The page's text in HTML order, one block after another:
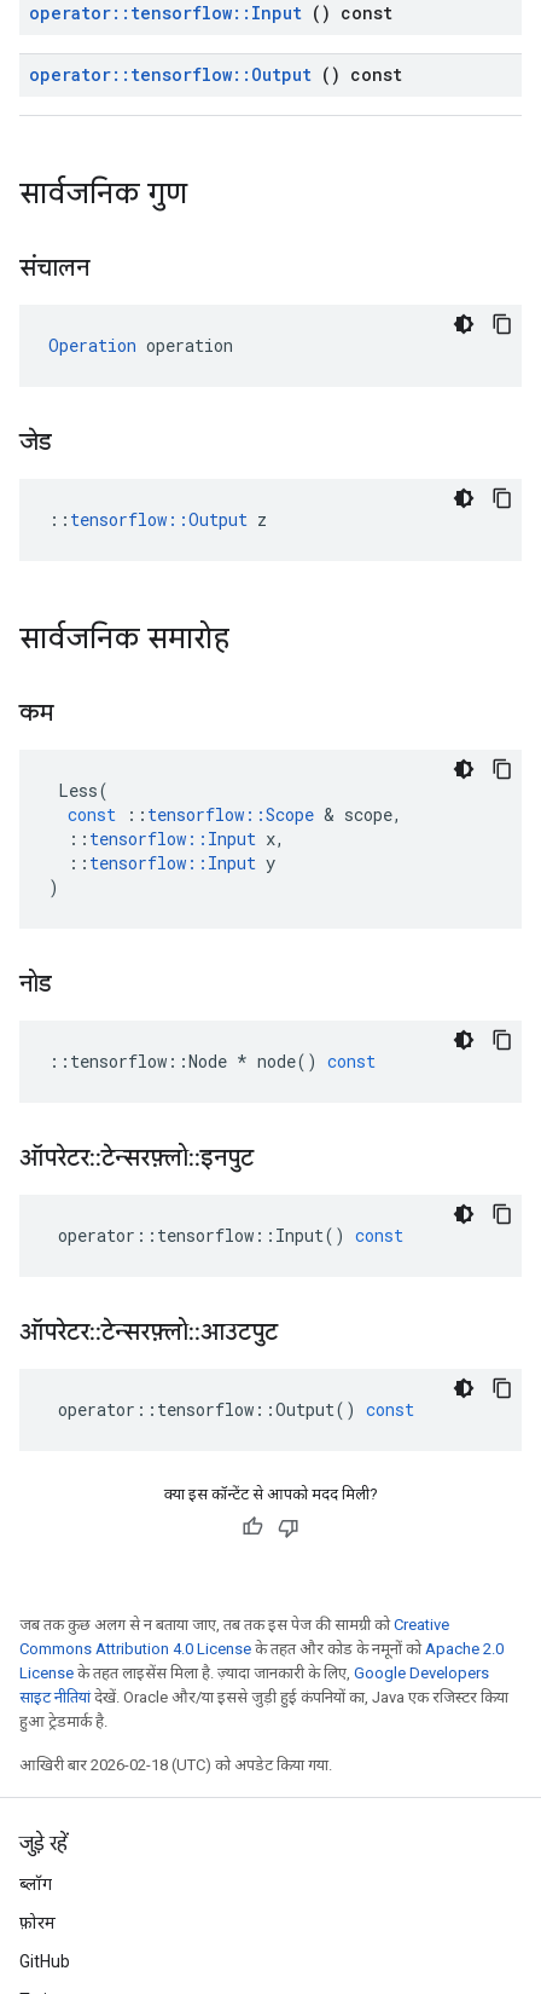
operator:: tensorflow:: Input () const
operator:: tensorflow:: Output () const
सार्वजनिक गुण
संचालन
Operation operation
जेड
:: tensorflow::Output z
सार्वजनिक समारोह
कम
Less(
const
:: tensorflow ::Scope & scope,
:: tensorflow :: Input x,
:: tensorflow :: Input y
)
नोड
:: tensorflow ::Node * node() const
ऑपरेटर::टेन्सरफ़्लो::इनपुट
operator :: tensorflow :: Input() const
ऑपरेटर::टेन्सरफ़्लो::आउटपुट
operator :: tensorflow ::Output() const
क्या इस कॉन्टेंट से आपको मदद मिली?
जब तक कुछ अलग से न बताया जाए, तब तक इस पेज की सामग्री कोCreative
Commons Attribution 4.0 License के तहत और कोड के नमूनों कोApache 2.0
License के तहत लाइसेंस मिला है. ज़्यादा जानकारी के लिए, Google Developers
साइट नीतियांदेखें. Oracle और/या इससे जुड़ी हुई कंपनियों का, Java एक रजिस्टर किया
हुआ ट्रेडमार्क है.
आखिरी बार 2026-02-18 (UTC) को अपडेट किया गया.
जुड़े रहें
ब्लॉग
फ़ोरम
GitHub